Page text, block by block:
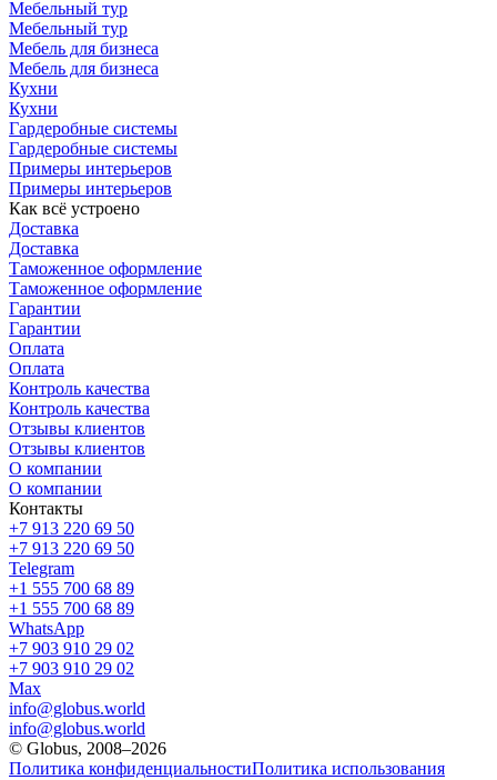
Мебельный тур
Мебельный тур
Мебель для бизнеса
Мебель для бизнеса
Кухни
Кухни
Гардеробные системы
Гардеробные системы
Примеры интерьеров
Примеры интерьеров
Как всё устроено
Доставка
Доставка
Таможенное оформление
Таможенное оформление
Гарантии
Гарантии
Оплата
Оплата
Контроль качества
Контроль качества
Отзывы клиентов
Отзывы клиентов
О компании
О компании
Контакты
+7 913 220 69 50
+7 913 220 69 50
Telegram
+1 555 700 68 89
+1 555 700 68 89
WhatsApp
+7 903 910 29 02
+7 903 910 29 02
Max
info@globus.world
info@globus.world
© Globus, 2008–2026
Политика конфиденциальностиПолитика использования